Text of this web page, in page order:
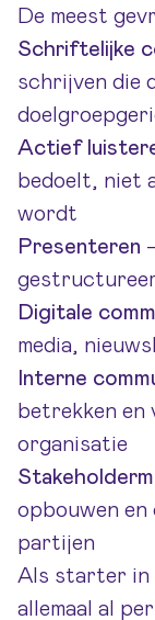
De meest
Schriftelijke
schrijven die
Actief
bedoelt, niet
wordt
Presenteren
Digitale
media,
Interne
betrekken en
organisatie
opbouwen en
partijen
Als starter in
allemaal al